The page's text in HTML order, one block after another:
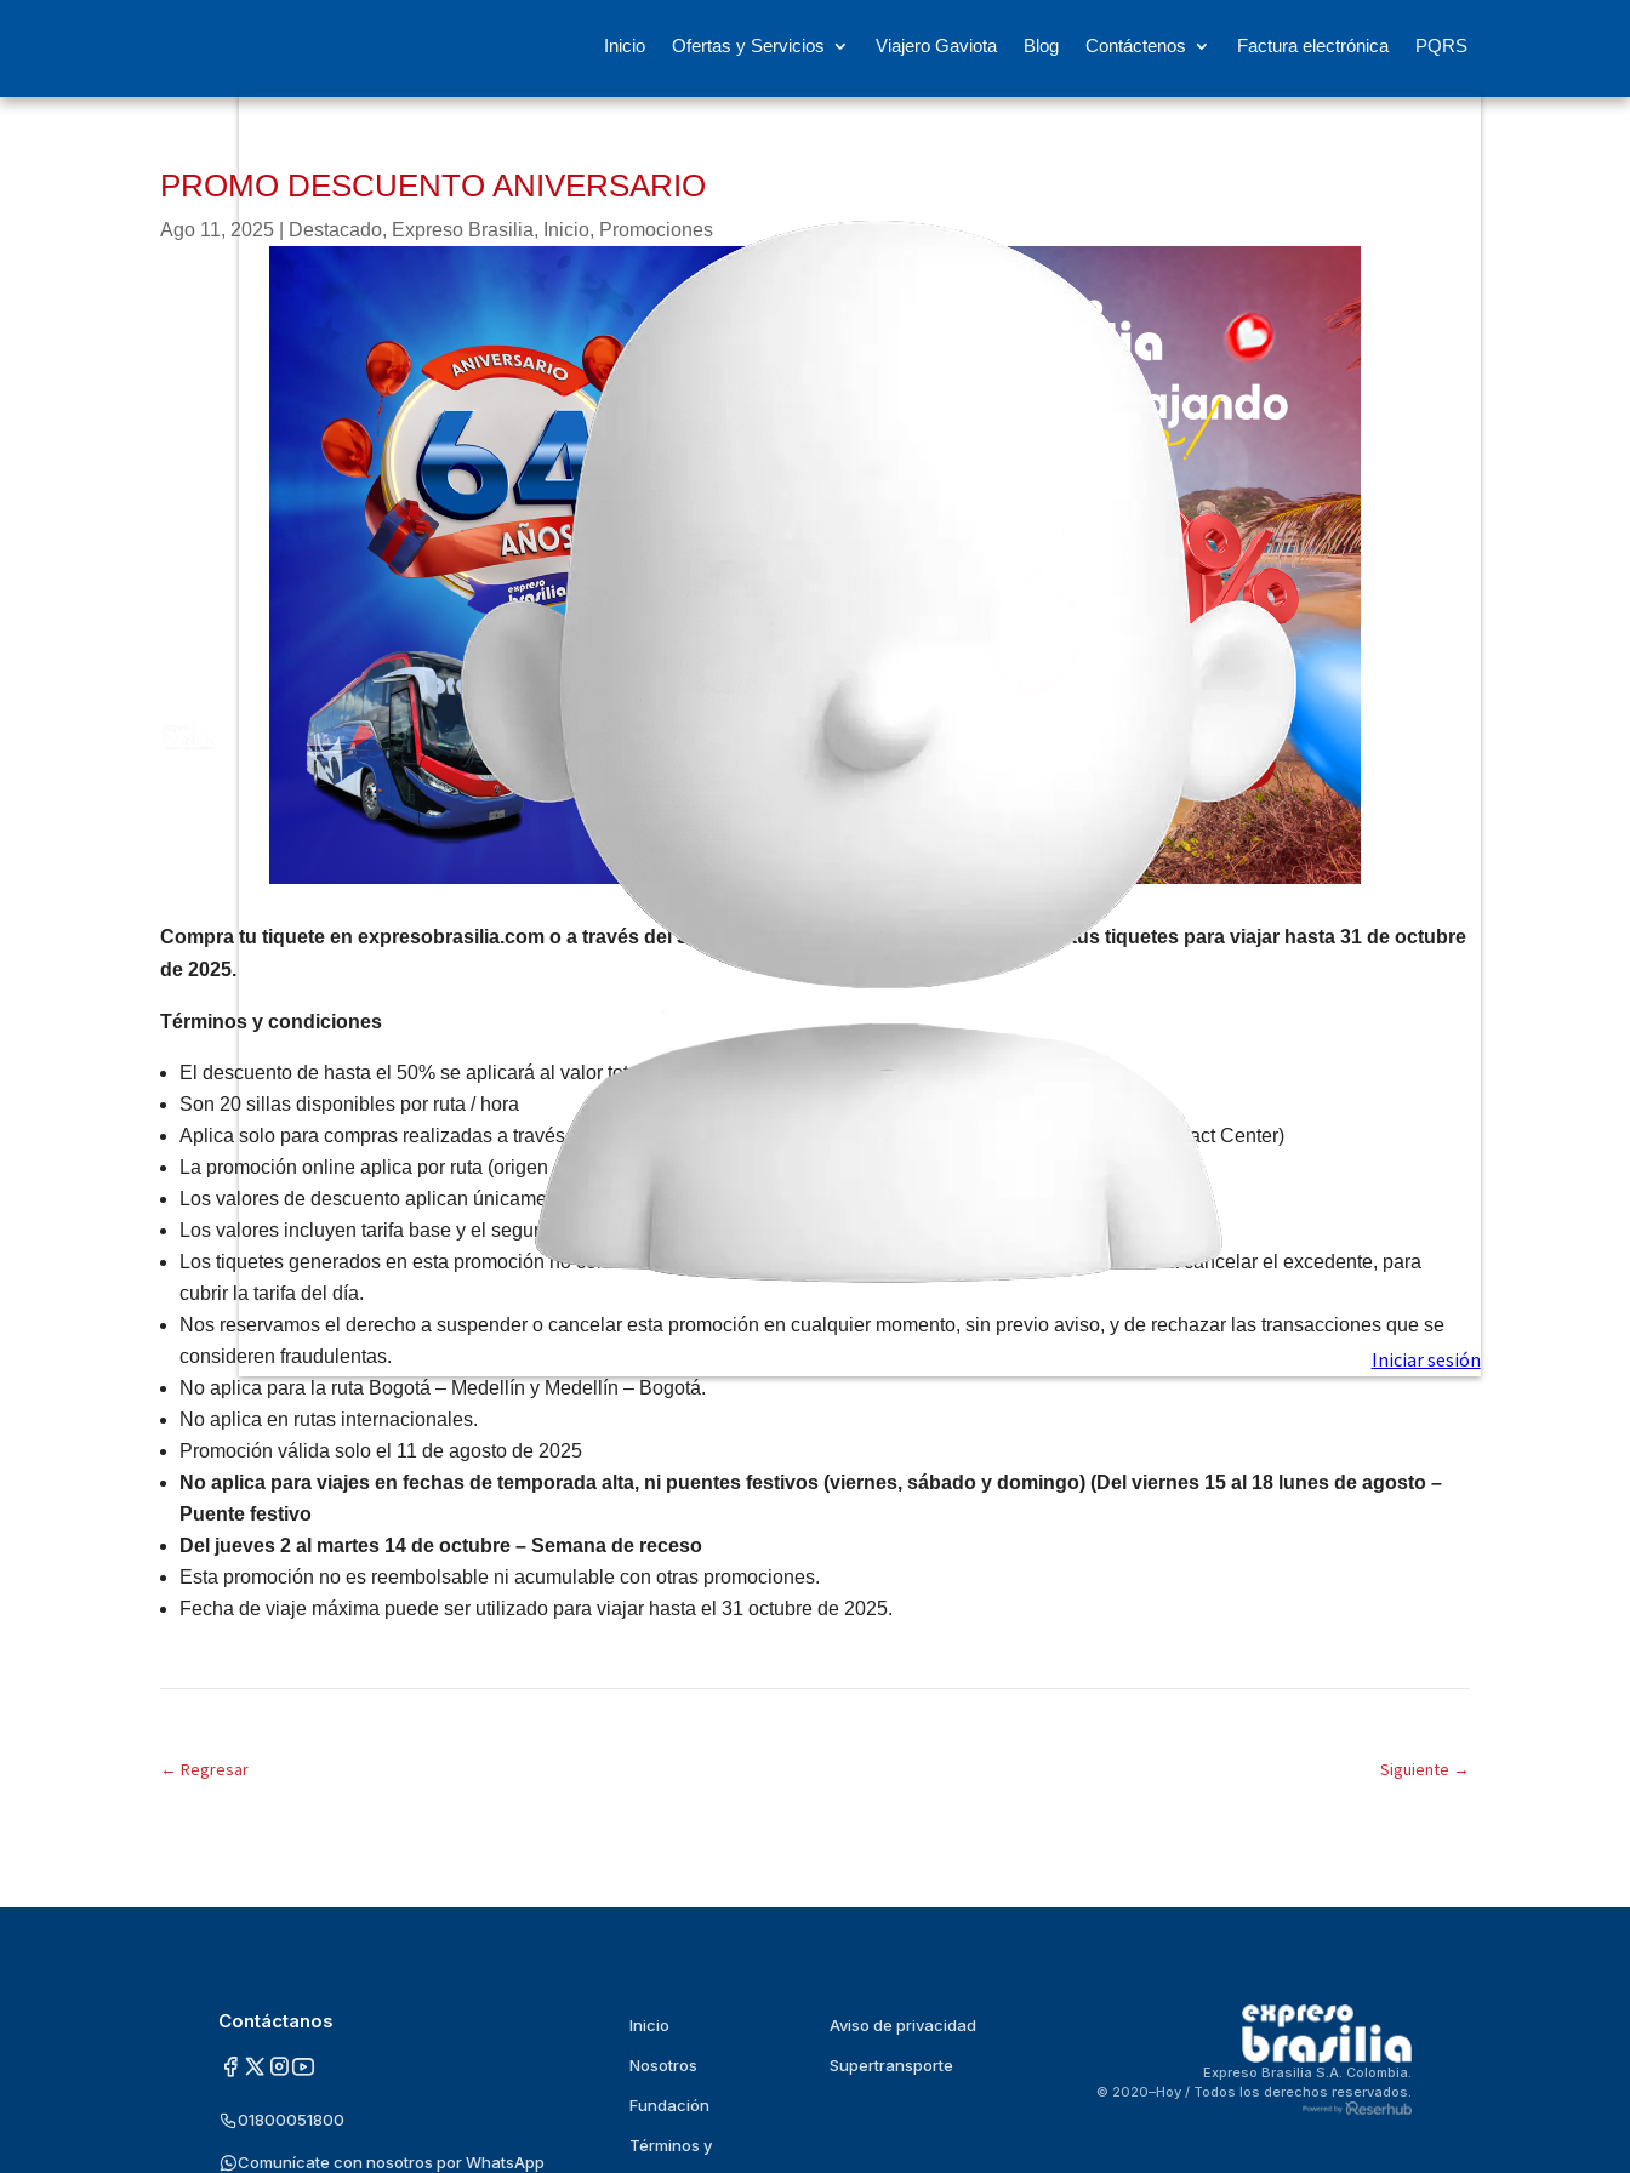
Inicio Ofertas y Servicios Viajero Gaviota Blog Contáctenos Factura electrónica PQRS
PROMO DESCUENTO ANIVERSARIO
Ago 11, 2025 Destacado, Expreso Brasilia, Inicio, Promociones
Compra tu tiquete en expresobrasilia.com o a través del 3205020000 y recibe 50% de descuento en tus tiquetes para viajar hasta 31 de octubre
de 2025.
Términos y condiciones
El descuento de hasta el 50% se aplicará al valor total de la transacción, en rutas seleccionadas.
Son 20 sillas disponibles por ruta / hora
Aplica solo para compras realizadas a través de
y canales no convencionales (Web – Contact Center)
La promoción online aplica por ruta (origen – destino).
Los valores de descuento aplican únicamente para esta promoción.
Los valores incluyen tarifa base y el seguro del pasajero.
Los tiquetes generados en esta promoción no contarán con cambio de fecha, en caso de requerirse el cliente deberá cancelar el excedente, para
cubrir la tarifa del día.
Nos reservamos el derecho a suspender o cancelar esta promoción en cualquier momento, sin previo aviso, y de rechazar las transacciones que se
consideren fraudulentas.
No aplica para la ruta Bogotá – Medellín y Medellín – Bogotá.
No aplica en rutas internacionales.
Promoción válida solo el 11 de agosto de 2025
No aplica para viajes en fechas de temporada alta, ni puentes festivos (viernes, sábado y domingo) (Del viernes 15 al 18 lunes de agosto –
Puente festivo
Del jueves 2 al martes 14 de octubre – Semana de receso
Esta promoción no es reembolsable ni acumulable con otras promociones.
Fecha de viaje máxima puede ser utilizado para viajar hasta el 31 octubre de 2025.
← Regresar Siguiente →
Contáctanos
01800051800
Comunícate con nosotros por WhatsApp
Inicio Aviso de privacidad
Nosotros Supertransporte
Fundación
Términos y
Expreso Brasilia S.A. Colombia.
© 2020–Hoy / Todos los derechos reservados.